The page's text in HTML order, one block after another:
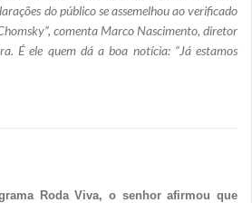
do público se assemelhou ao verificado
comenta Marco Nascimento, diretor
É ele quem dá a boa notícia: “Já estamos
Roda Viva, o senhor afirmou que